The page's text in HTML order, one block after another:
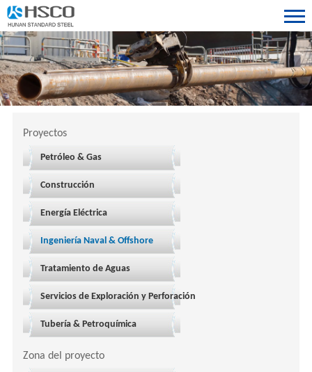
Proyectos
Petróleo & Gas
Construcción
Energía Eléctrica
Ingeniería Naval & Offshore
Tratamiento de Aguas
Servicios de Exploración y Perforación
Tubería & Petroquímica
Zona del proyecto